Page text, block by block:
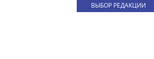
ВЫБОР РЕДАКЦИИ